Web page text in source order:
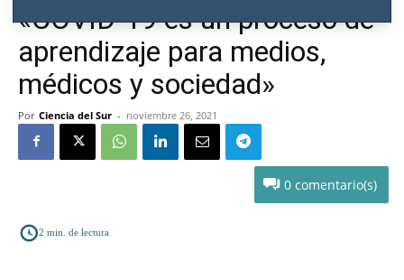
«COVID-19 es un proceso de
aprendizaje para medios,
médicos y sociedad»
Por Ciencia del Sur - noviembre 26, 2021
0
2 min. de lectura